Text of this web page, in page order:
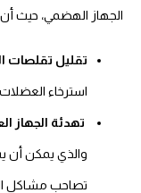
الجهاز الهضمي، حيث
تقليل تقلصات
استرخاء
تهدئة الجهاز
والذي يمكن أن
تصاحب مشاكل